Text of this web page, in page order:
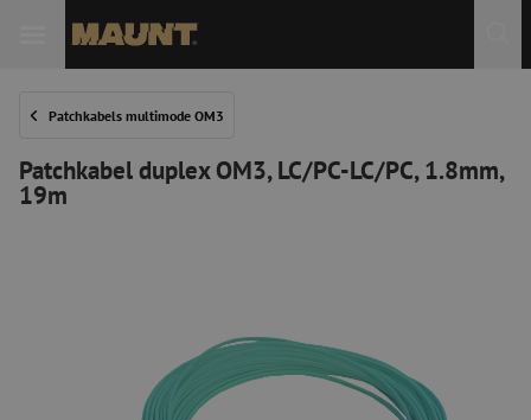
Patchkabels multimode OM3
Patchkabel duplex OM3, LC/PC-LC/PC, 1.8mm,
19m